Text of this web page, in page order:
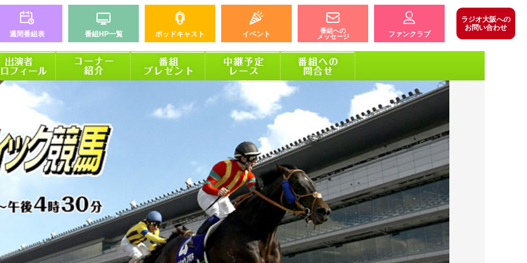
週間番組表 番組HP一覧 ポッドキャスト イベント
番組への
メッセージ
ファンクラブ
ラジオ大阪への
お問い合わせ